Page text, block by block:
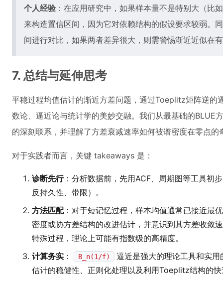
个人经验 ：在应用研究中，如果样本量不是特别大（比如
来构造置信区间，因为它对依赖结构的假设要求较弱。
间进行对比，如果两者差异很大，则需警惕渐近近似在
7. 总结与延伸思考
平稳过程均值估计的渐近方差问题，通过Toeplitz矩阵逆的
数论、逼近论与统计学的美妙交融。我们从最基础的BLUE
的深刻联系，并理解了方差衰减速率如何被谱密度在零点
对于实践者而言，关键 takeaways 是：
诊断先行：分析数据前，先用ACF、周期图等工具初
反持久性、带限）。
方法匹配：对于短记忆过程，样本均值通常已接近最
密度或协方差结构的改进估计，并意识到其方差收敛
特殊过程，理论上可能有指数级的高精度。
计算务实 ： B_n(1/f)
逼近是强大的理论工具和实
估计的稳健性、正则化处理以及利用Toeplitz结构的